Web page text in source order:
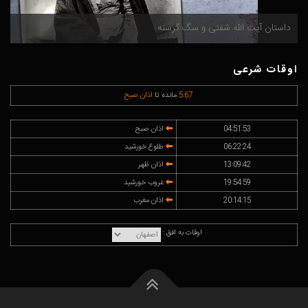
داستان آیت الله شفتی و سگ گرسنه
اوقات شرعی
5:67 مانده تا اذان صبح
04:51:53
اذان صبح
06:22:24
طلوع خورشید
13:09:42
اذان ظهر
19:54:59
غروب خورشید
20:14:15
اذان مغرب
اوقات به افق :